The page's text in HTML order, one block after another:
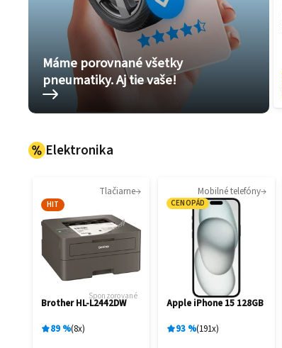
Máme porovnané všetky
pneumatiky. Aj tie vaše!
Elektronika
Tlačiarne
HIT
Sponzorované
Brother HL-L2442DW
89 % 8x
Mobilné telefóny
CENOPÁD
Apple iPhone 15 128GB
93 % 191x